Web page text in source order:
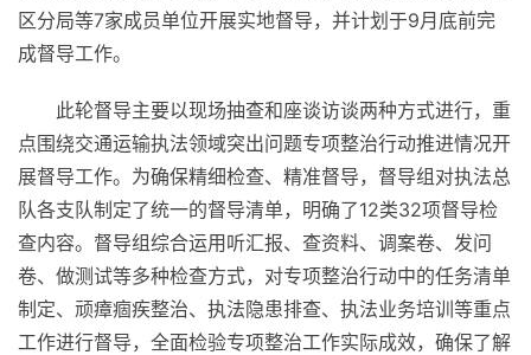
区分局等7家成员单位开展实地督导，并计划于9月底前完
成督导工作。
此轮督导主要以现场抽查和座谈访谈两种方式进行，重
点围绕交通运输执法领域突出问题专项整治行动推进情况开
展督导工作。为确保精细检查、精准督导，督导组对执法总
队各支队制定了统一的督导清单，明确了12类32项督导检
查内容。督导组综合运用听汇报、查资料、调案卷、发问
卷、做测试等多种检查方式，对专项整治行动中的任务清单
制定、顽瘴痼疾整治、执法隐患排查、执法业务培训等重点
工作进行督导，全面检验专项整治工作实际成效，确保了解